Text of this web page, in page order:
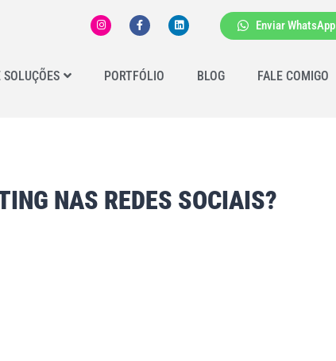
Enviar WhatsApp
PORTFÓLIO BLOG FALE COMIGO
NAS REDES SOCIAIS?